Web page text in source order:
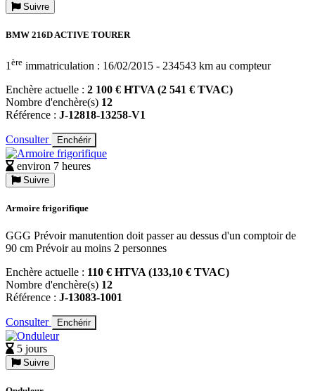
Suivre
BMW 216D ACTIVE TOURER
1 ère immatriculation : 16/02/2015 - 234543 km au compteur
Enchère actuelle : 2 100 € HTVA (2 541 € TVAC)
Nombre d'enchère(s) 12
Référence : J-12818-13258-V1
Consulter Enchérir
environ 7 heures
Suivre
Armoire frigorifique
GGG Prévoir manutention doit passer au dessus d'un comptoir de
90 cm Prévoir au moins 2 personnes
Enchère actuelle : 110 € HTVA (133,10 € TVAC)
Nombre d'enchère(s) 12
Référence : J-13083-1001
Consulter Enchérir
5 jours
Suivre